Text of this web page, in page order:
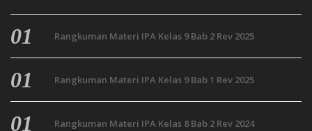
Rangkuman Materi IPA Kelas 9 Bab 2 Rev 2025
Rangkuman Materi IPA Kelas 9 Bab 1 Rev 2025
Rangkuman Materi IPA Kelas 8 Bab 2 Rev 2024